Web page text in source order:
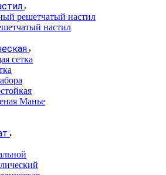
решетчатый настил
настил
сетка
Манье